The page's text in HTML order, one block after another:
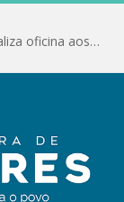
Conselho Municipal de Assistência Social realiza oficina aos servidores